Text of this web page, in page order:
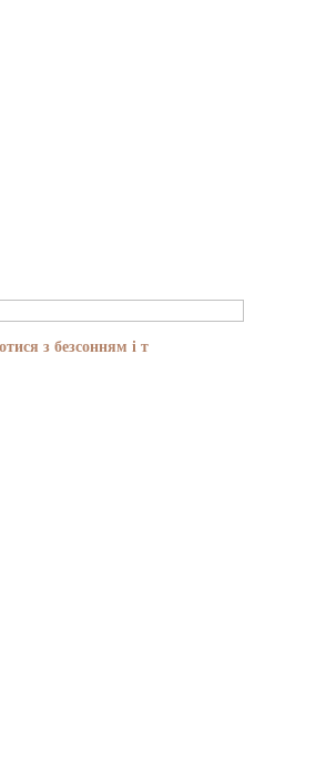
з безсонням і т